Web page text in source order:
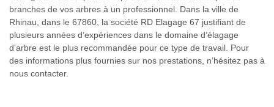
branches de vos arbres à un professionnel. Dans la ville de
Rhinau, dans le 67860, la société RD Elagage 67 justifiant de
plusieurs années d’expériences dans le domaine d’élagage
d’arbre est le plus recommandée pour ce type de travail. Pour
des informations plus fournies sur nos prestations, n’hésitez pas à
nous contacter.